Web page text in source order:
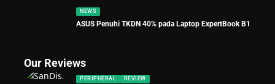
NEWS
ASUS Penuhi TKDN 40% pada Laptop ExpertBook B1
Our Reviews
PERIPHERAL REVIEW